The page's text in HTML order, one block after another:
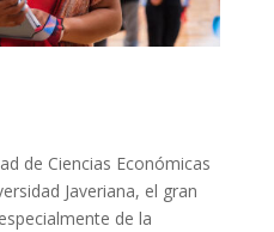
de Ciencias Económicas
Javeriana, el gran
de la